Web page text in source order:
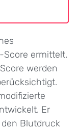
Score ermittelt.
werden
Er
Blutdruck